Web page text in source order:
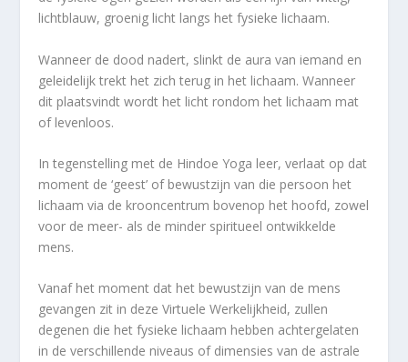
lichtblauw, groenig licht langs het fysieke lichaam.
Wanneer de dood nadert, slinkt de aura van iemand en
geleidelijk trekt het zich terug in het lichaam. Wanneer
dit plaatsvindt wordt het licht rondom het lichaam mat
of levenloos.
In tegenstelling met de Hindoe Yoga leer, verlaat op dat
moment de ‘geest’ of bewustzijn van die persoon het
lichaam via de krooncentrum bovenop het hoofd, zowel
voor de meer- als de minder spiritueel ontwikkelde
mens.
Vanaf het moment dat het bewustzijn van de mens
gevangen zit in deze Virtuele Werkelijkheid, zullen
degenen die het fysieke lichaam hebben achtergelaten
in de verschillende niveaus of dimensies van de astrale